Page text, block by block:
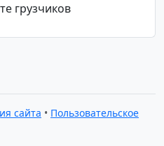
грузчиков
сайта • Пользовательское